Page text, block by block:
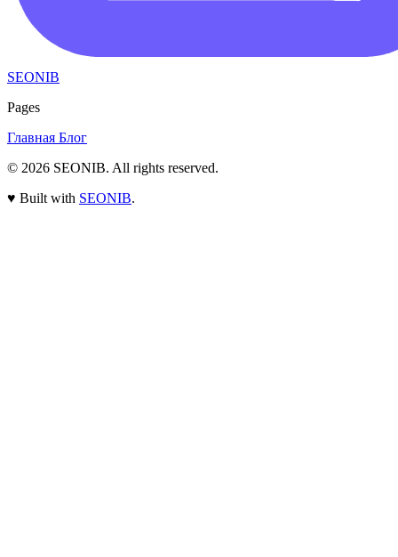
SEONIB
Pages
Главная Блог
© 2026 SEONIB. All rights reserved.
♥ Built with SEONIB.